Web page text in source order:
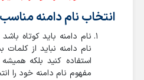
انتخاب نام دامنه
نام دامنه باید کوتاه
نام دامنه نباید از
استفاده کنید بلکه
مفهوم نام دامنه خود را